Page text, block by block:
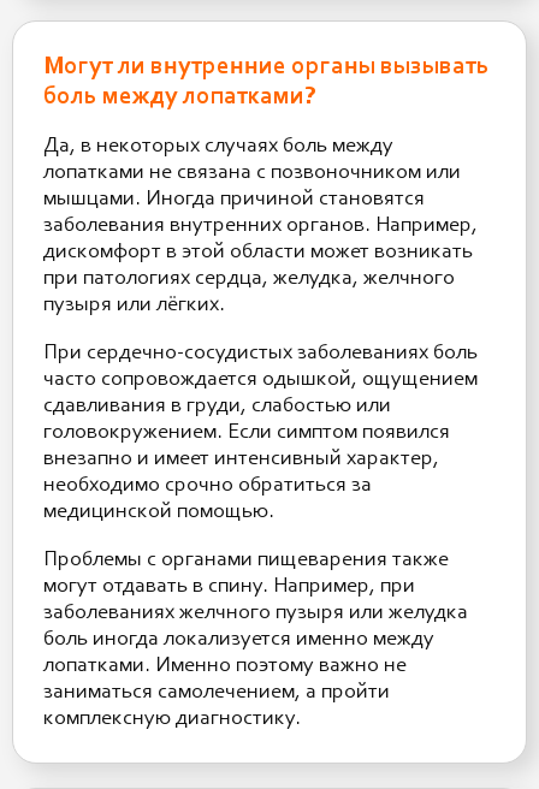
Могут ли внутренние органы вызывать
боль между лопатками?
Да, в некоторых случаях боль между
лопатками не связана с позвоночником или
мышцами. Иногда причиной становятся
заболевания внутренних органов. Например,
дискомфорт в этой области может возникать
при патологиях сердца, желудка, желчного
пузыря или лёгких.
При сердечно-сосудистых заболеваниях боль
часто сопровождается одышкой, ощущением
сдавливания в груди, слабостью или
головокружением. Если симптом появился
внезапно и имеет интенсивный характер,
необходимо срочно обратиться за
медицинской помощью.
Проблемы с органами пищеварения также
могут отдавать в спину. Например, при
заболеваниях желчного пузыря или желудка
боль иногда локализуется именно между
лопатками. Именно поэтому важно не
заниматься самолечением, а пройти
комплексную диагностику.